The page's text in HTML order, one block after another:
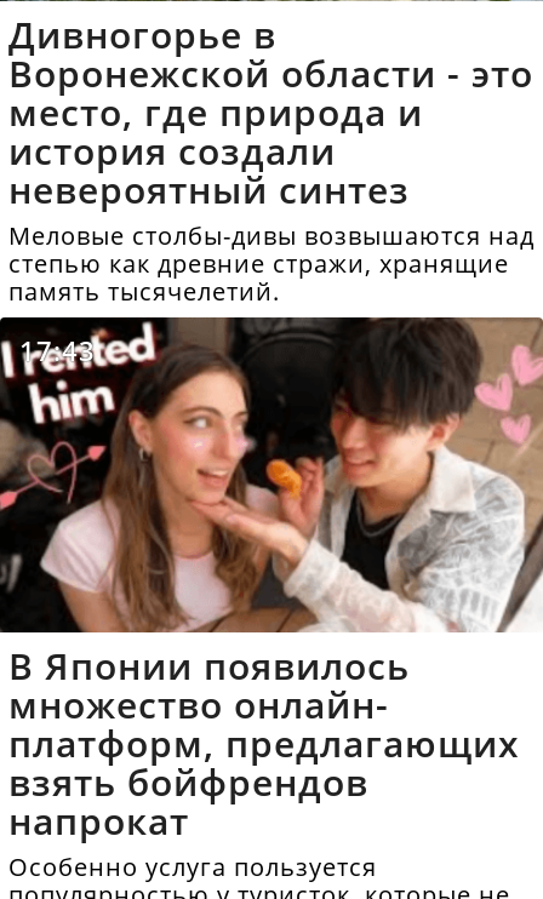
Дивногорье в
Воронежской области - это
место, где природа и
история создали
невероятный синтез
Меловые столбы-дивы возвышаются над
степью как древние стражи, хранящие
память тысячелетий.
17:43
В Японии появилось
множество онлайн-
платформ, предлагающих
взять бойфрендов
напрокат
Особенно услуга пользуется